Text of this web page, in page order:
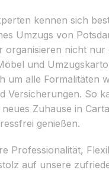
kennen sich
Umzugs von
organisieren nicht nur
und
um alle Formalitäten
Versicherungen. So
Zuhause in
genießen.
Professionalität,
auf unsere